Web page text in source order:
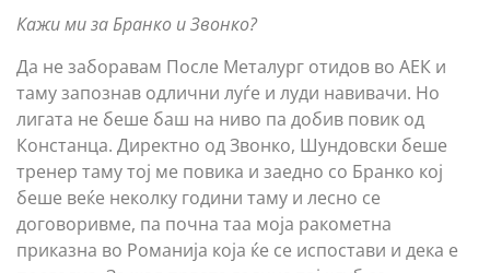
Кажи ми за Бранко и Звонко?
Да не заборавам После Металург отидов во АЕК и
таму запознав одлични луѓе и луди навивачи. Но
лигата не беше баш на ниво па добив повик од
Констанца. Директно од Звонко, Шундовски беше
тренер таму тој ме повика и заедно со Бранко кој
беше веќе неколку години таму и лесно се
договоривме, па почна таа моја ракометна
приказна во Романија која ќе се испостави и дека е